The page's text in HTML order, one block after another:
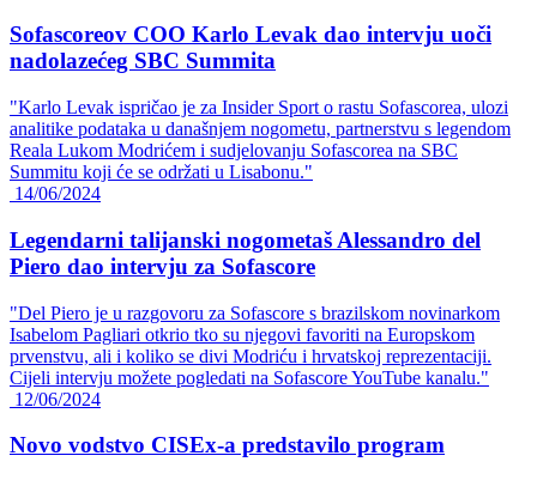
Sofascoreov COO Karlo Levak dao intervju uoči
nadolazećeg SBC Summita
"Karlo Levak ispričao je za Insider Sport o rastu Sofascorea, ulozi
analitike podataka u današnjem nogometu, partnerstvu s legendom
Reala Lukom Modrićem i sudjelovanju Sofascorea na SBC
Summitu koji će se održati u Lisabonu."
14/06/2024
Legendarni talijanski nogometaš Alessandro del
Piero dao intervju za Sofascore
"Del Piero je u razgovoru za Sofascore s brazilskom novinarkom
Isabelom Pagliari otkrio tko su njegovi favoriti na Europskom
prvenstvu, ali i koliko se divi Modriću i hrvatskoj reprezentaciji.
Cijeli intervju možete pogledati na Sofascore YouTube kanalu."
12/06/2024
Novo vodstvo CISEx-a predstavilo program